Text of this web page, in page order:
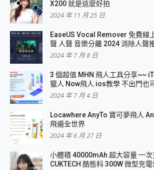
X200 就是這麼好拍
2024 年 11 月 25 日
EaseUS Vocal Remover 免費線
聲 人聲 音樂分離 2024 消除人聲
2024 年 7 月 8 日
3 個超值 MHN 飛人工具分享~~
獵人 Now飛人 ios教學 不出門也
2024 年 7 月 4 日
Locawhere AnyTo 寶可夢飛人
飛遍全世界
2024 年 6 月 27 日
小體積 40000mAh 超大容量 一
CUKTECH 酷態科 300W 微型充